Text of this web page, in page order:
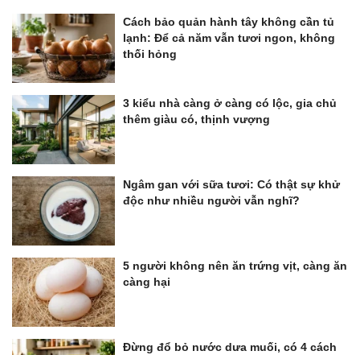
Cách bảo quản hành tây không cần tủ
lạnh: Để cả năm vẫn tươi ngon, không
thối hỏng
3 kiểu nhà càng ở càng có lộc, gia chủ
thêm giàu có, thịnh vượng
Ngâm gan với sữa tươi: Có thật sự khử
độc như nhiều người vẫn nghĩ?
5 người không nên ăn trứng vịt, càng ăn
càng hại
Đừng đổ bỏ nước dưa muối, có 4 cách